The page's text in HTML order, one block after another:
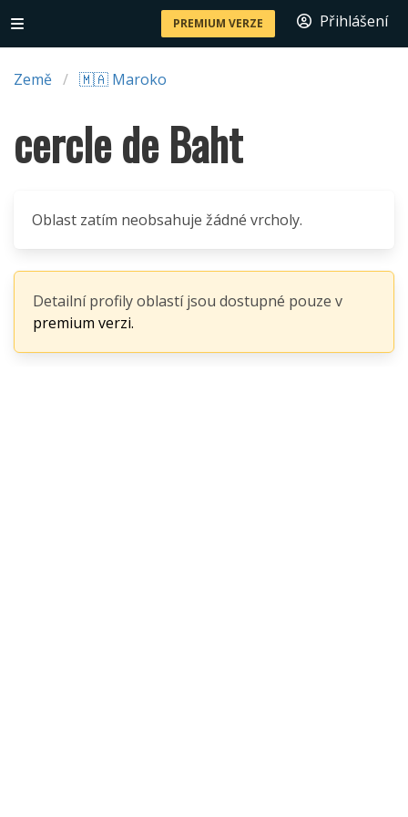
PREMIUM VERZE Přihlášení
Země 🇲🇦 Maroko
cercle de Baht
Oblast zatím neobsahuje žádné vrcholy.
Detailní profily oblastí jsou dostupné pouze v
premium verzi.